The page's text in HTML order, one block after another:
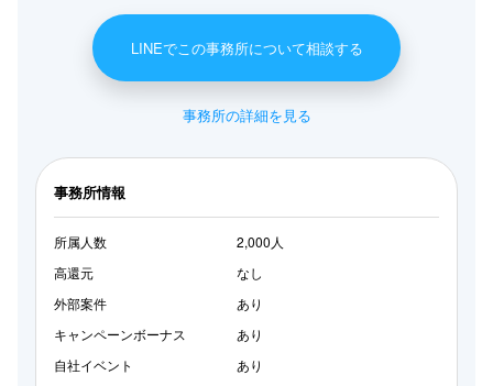
LINEでこの事務所について相談する
事務所の詳細を見る
事務所情報
所属人数
2,000人
高還元
なし
外部案件
あり
キャンペーンボーナス
あり
自社イベント
あり